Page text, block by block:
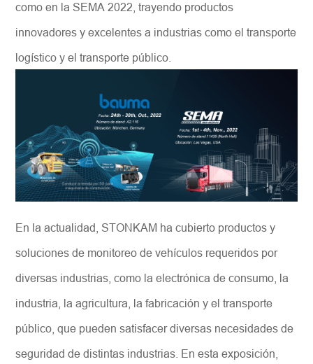
como en la SEMA 2022, trayendo productos
innovadores y excelentes a industrias como el transporte
logístico y el transporte público.
En la actualidad, STONKAM ha cubierto productos y
soluciones de monitoreo de vehículos requeridos por
diversas industrias, como la electrónica de consumo, la
industria, la agricultura, la fabricación y el transporte
público, que pueden satisfacer diversas necesidades de
seguridad de distintas industrias. En esta exposición,